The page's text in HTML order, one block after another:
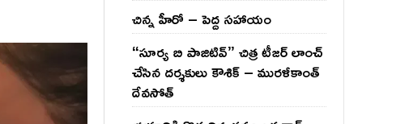
చిన్న హీరో – పెద్ద సహాయం
“సూర్య బి పాజిటివ్” చిత్ర టీజర్ లాంచ్
చేసిన‌ దర్శకులు కౌశిక్ – మురళీకాంత్
దేవసోత్